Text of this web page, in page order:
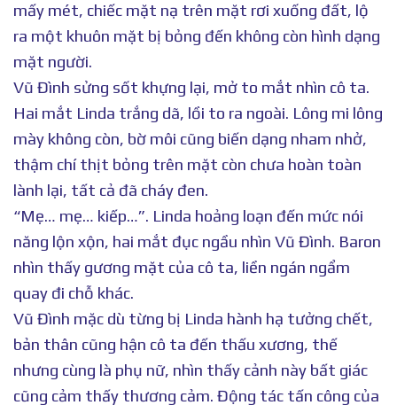
mấy mét, chiếc mặt nạ trên mặt rơi xuống đất, lộ
ra một khuôn mặt bị bỏng đến không còn hình dạng
mặt người.
Vũ Đình sửng sốt khựng lại, mở to mắt nhìn cô ta.
Hai mắt Linda trắng dã, lồi to ra ngoài. Lông mi lông
mày không còn, bờ môi cũng biến dạng nham nhở,
thậm chí thịt bỏng trên mặt còn chưa hoàn toàn
lành lại, tất cả đã cháy đen.
“Mẹ… mẹ… kiếp…”. Linda hoảng loạn đến mức nói
năng lộn xộn, hai mắt đục ngầu nhìn Vũ Đình. Baron
nhìn thấy gương mặt của cô ta, liền ngán ngẩm
quay đi chỗ khác.
Vũ Đình mặc dù từng bị Linda hành hạ tưởng chết,
bản thân cũng hận cô ta đến thấu xương, thế
nhưng cùng là phụ nữ, nhìn thấy cảnh này bất giác
cũng cảm thấy thương cảm. Động tác tấn công của